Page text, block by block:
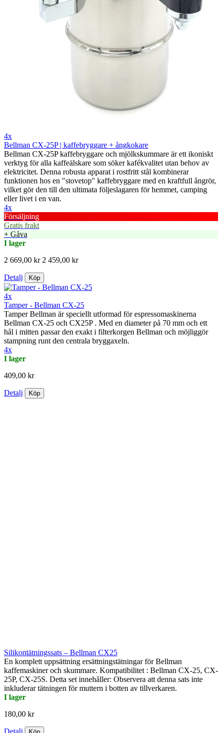
4x
Bellman CX-25P | kaffebryggare + ångkokare
Bellman CX-25P kaffebryggare och mjölkskummare är ett ikoniskt
verktyg för alla kaffeälskare som söker kafékvalitet utan behov av
elektricitet. Denna robusta apparat i rostfritt stål kombinerar
funktionen hos en "stovetop" kaffebryggare med en kraftfull ångrör,
vilket gör den till den ultimata följeslagaren för hemmet, camping
eller livet i en van.
4x
Försäljning
Gratis frakt
+ Gåva
I lager
2 669,00 kr 2 459,00 kr
Detalj Köp
4x
Tamper - Bellman CX-25
Tamper Bellman är speciellt utformad för espressomaskinerna
Bellman CX-25 och CX25P . Med en diameter på 70 mm och ett
hål i mitten passar den exakt i filterkorgen Bellman och möjliggör
stampning runt den centrala bryggaxeln.
4x
I lager
409,00 kr
Detalj Köp
Silikontätningssats – Bellman CX25
En komplett uppsättning ersättningstätningar för Bellman
kaffemaskiner och skummare. Kompatibilitet : Bellman CX-25, CX-
25P, CX-25S. Detta set innehåller: Observera att denna sats inte
inkluderar tätningen för muttern i botten av tillverkaren.
I lager
180,00 kr